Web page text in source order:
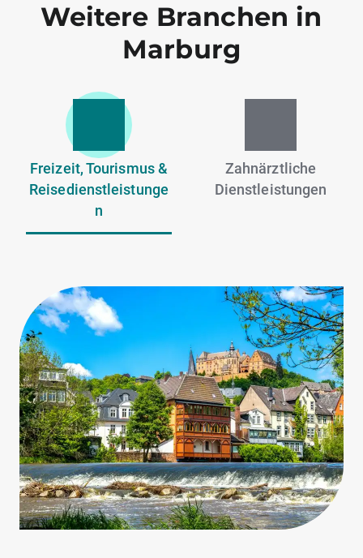
Weitere Branchen in
Marburg
Freizeit, Tourismus &
Reisedienstleistunge
n
Zahnärztliche
Dienstleistungen